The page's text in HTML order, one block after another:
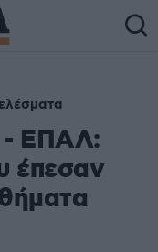
- ΕΠΑΛ:
έπεσαν